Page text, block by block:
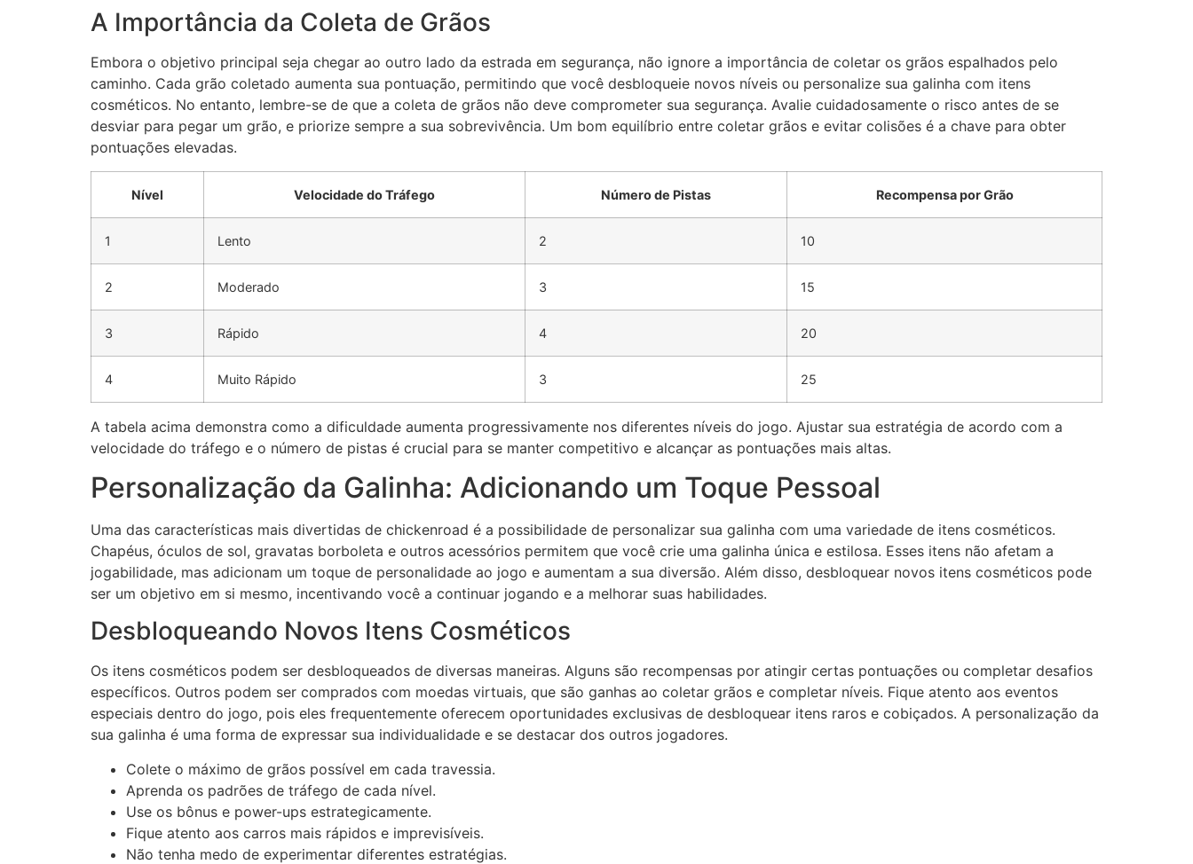
A Importância da Coleta de Grãos
Embora o objetivo principal seja chegar ao outro lado da estrada em segurança, não ignore a importância de coletar os grãos espalhados pelo
caminho. Cada grão coletado aumenta sua pontuação, permitindo que você desbloqueie novos níveis ou personalize sua galinha com itens
cosméticos. No entanto, lembre-se de que a coleta de grãos não deve comprometer sua segurança. Avalie cuidadosamente o risco antes de se
desviar para pegar um grão, e priorize sempre a sua sobrevivência. Um bom equilíbrio entre coletar grãos e evitar colisões é a chave para obter
pontuações elevadas.
Nível Velocidade do Tráfego Número de Pistas Recompensa por Grão
1 Lento 2 10
2 Moderado 3 15
3 Rápido 4 20
4 Muito Rápido 3 25
A tabela acima demonstra como a dificuldade aumenta progressivamente nos diferentes níveis do jogo. Ajustar sua estratégia de acordo com a
velocidade do tráfego e o número de pistas é crucial para se manter competitivo e alcançar as pontuações mais altas.
Personalização da Galinha: Adicionando um Toque Pessoal
Uma das características mais divertidas de chickenroad é a possibilidade de personalizar sua galinha com uma variedade de itens cosméticos.
Chapéus, óculos de sol, gravatas borboleta e outros acessórios permitem que você crie uma galinha única e estilosa. Esses itens não afetam a
jogabilidade, mas adicionam um toque de personalidade ao jogo e aumentam a sua diversão. Além disso, desbloquear novos itens cosméticos pode
ser um objetivo em si mesmo, incentivando você a continuar jogando e a melhorar suas habilidades.
Desbloqueando Novos Itens Cosméticos
Os itens cosméticos podem ser desbloqueados de diversas maneiras. Alguns são recompensas por atingir certas pontuações ou completar desafios
específicos. Outros podem ser comprados com moedas virtuais, que são ganhas ao coletar grãos e completar níveis. Fique atento aos eventos
especiais dentro do jogo, pois eles frequentemente oferecem oportunidades exclusivas de desbloquear itens raros e cobiçados. A personalização da
sua galinha é uma forma de expressar sua individualidade e se destacar dos outros jogadores.
Colete o máximo de grãos possível em cada travessia.
Aprenda os padrões de tráfego de cada nível.
Use os bônus e power-ups estrategicamente.
Fique atento aos carros mais rápidos e imprevisíveis.
Não tenha medo de experimentar diferentes estratégias.